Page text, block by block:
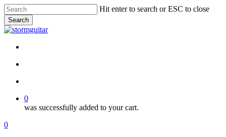
Skip
to
main
content
Hit enter to search or ESC to close
Search
Close
0
was successfully added to your cart.
Menu
search
account
0